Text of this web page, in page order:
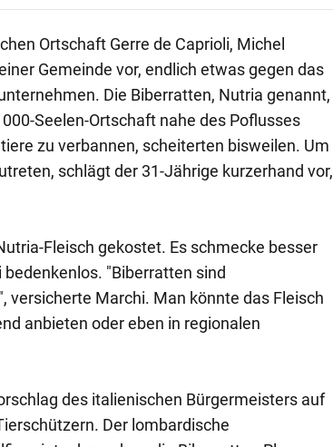
Ortschaft Gerre de Caprioli, Michel
Gemeinde vor, endlich etwas gegen das
Die Biberratten, Nutria genannt,
Seelen-Ortschaft nahe des Poflusses
zu verbannen, scheiterten bisweilen. Um
schlägt der 31-Jährige kurzerhand vor,
Fleisch gekostet. Es schmecke besser
"Biberratten sind
versicherte Marchi. Man könnte das Fleisch
anbieten oder eben in regionalen
des italienischen Bürgermeisters auf
Der lombardische